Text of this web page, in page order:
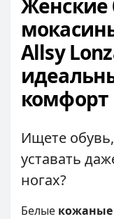
Женские
Allsy
комфорт
Ищете
уставать
ногах?
Белые кожаные